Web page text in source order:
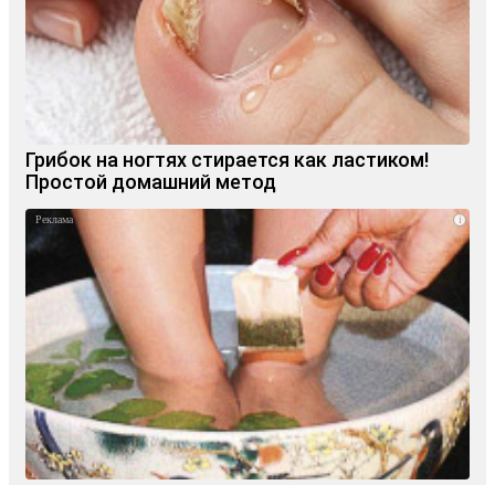
Грибок на ногтях стирается как ластиком!
Простой домашний метод
i